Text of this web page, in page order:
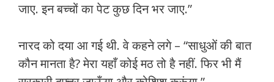
जाए. इन बच्चों का पेट कुछ दिन भर जाए.”
नारद को दया आ गई थी. वे कहने लगे – “साधुओं की बात
कौन मानता है? मेरा यहाँ कोई मठ तो है नहीं. फिर भी मैं